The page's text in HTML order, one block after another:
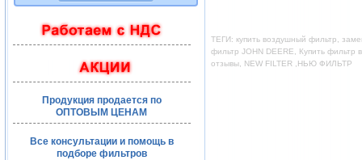
Продукция продается по
ОПТОВЫМ ЦЕНАМ
Все консультации и помощь в
подборе фильтров
ТЕГИ: купить воздушный фильтр,
фильтр JOHN DEERE, Купить фильтр
отзывы, NEW FILTER ,НЬЮ ФИЛЬТР